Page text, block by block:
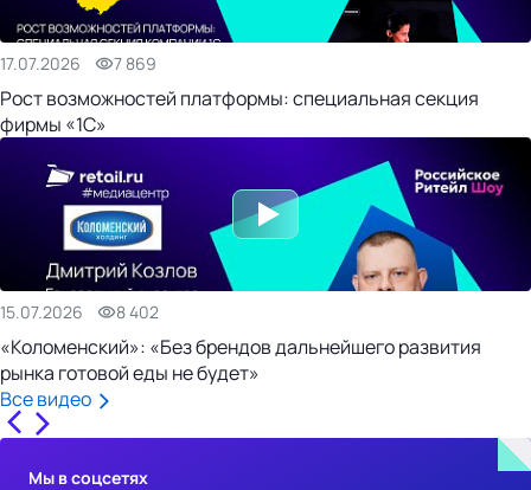
17.07.2026 7 869
Рост возможностей платформы: специальная секция
фирмы «1С»
15.07.2026 8 402
«Коломенский»: «Без брендов дальнейшего развития
рынка готовой еды не будет»
Все видео
Мы в соцсетях